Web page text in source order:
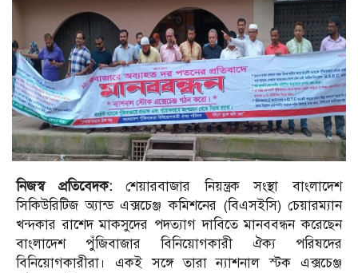
নিজস্ব প্রতিবেদক:শেয়ারবাজার নিয়ন্ত্রক সংস্থা বাংলাদেশ
সিকিউরিটিজ অ্যান্ড এক্সচেঞ্জ কমিশনের (বিএসইসি) চেয়ারম্যান
খন্দকার রাশেদ মাকসুদের পদত্যাগ দাবিতে মানববন্ধন করেছেন
বাংলাদেশ পুঁজিবাজার বিনিয়োগকারী ঐক্য পরিষদের
বিনিয়োগকারীরা। একই সঙ্গে তারা ন্যাশনাল স্টক এক্সচেঞ্জ